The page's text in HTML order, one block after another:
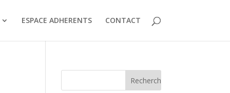
ESPACE ADHERENTS CONTACT